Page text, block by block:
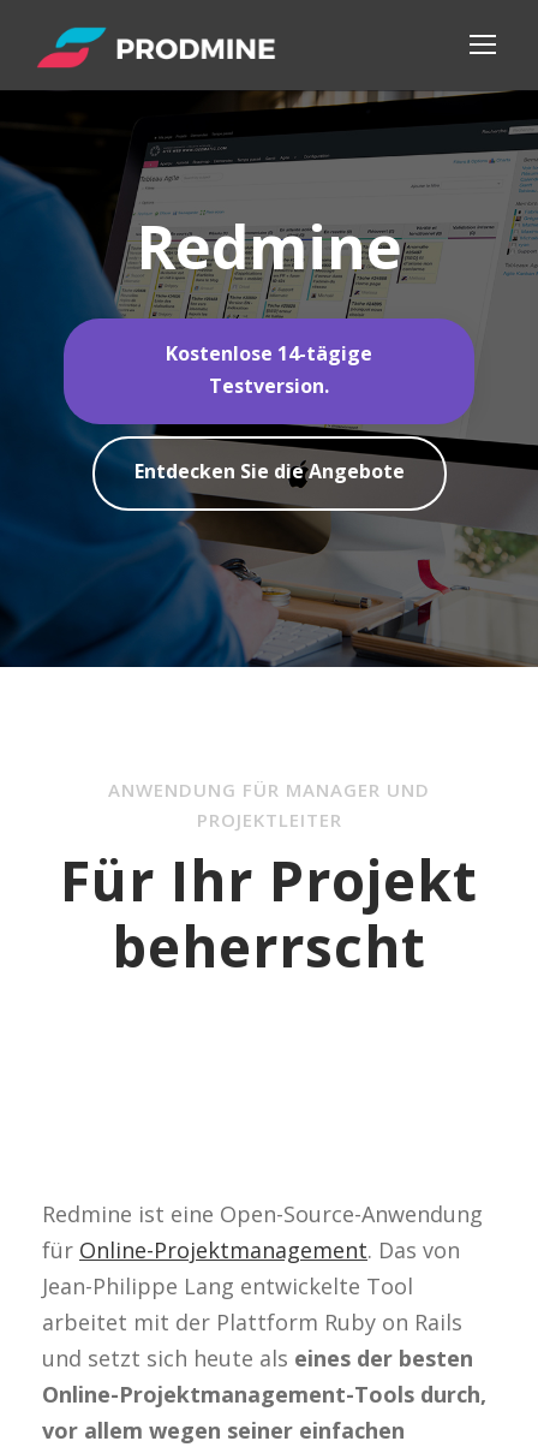
Redmine
Kostenlose 14-tägige
Testversion.
Entdecken Sie die Angebote
ANWENDUNG FÜR MANAGER UND
PROJEKTLEITER
Für Ihr Projekt
beherrscht
Redmine ist eine Open-Source-Anwendung
für Online-Projektmanagement. Das von
Jean-Philippe Lang entwickelte Tool
arbeitet mit der Plattform Ruby on Rails
und setzt sich heute als eines der besten
Online-Projektmanagement-Tools durch,
vor allem wegen seiner einfachen